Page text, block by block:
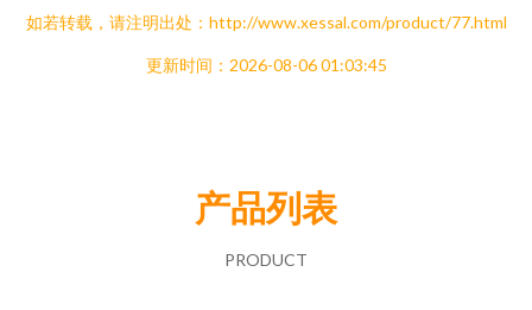
如若转载，请注明出处：http://www.xessal.com/product/77.html
更新时间：2026-08-06 01:03:45
产品列表
PRODUCT